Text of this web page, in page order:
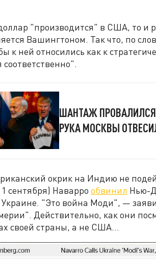
"производится" в США, то и
Вашингтоном. Так что, по
к ней относились как к
соответственно".
ШАНТАЖ
РУКА МОСКВЫ
окрик на Индию не
сентября) Наварро обвинил Нью-
Украине. "Это война Моди", —
Действительно, как они
своей страны, а не США…